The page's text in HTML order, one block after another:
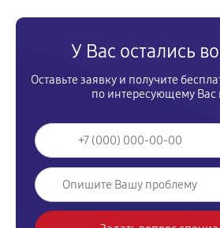
У Вас остались
Оставьте заявку и получите
по интересующему Вас